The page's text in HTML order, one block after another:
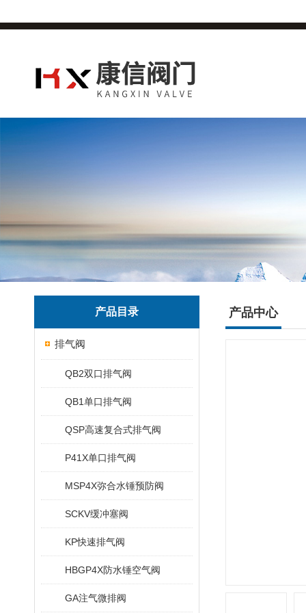
产品目录
排气阀
QB2双口排气阀
QB1单口排气阀
QSP高速复合式排气阀
P41X单口排气阀
MSP4X弥合水锤预防阀
SCKV缓冲塞阀
KP快速排气阀
HBGP4X防水锤空气阀
GA注气微排阀
产品中心